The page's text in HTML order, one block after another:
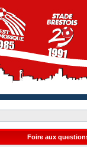
Foire aux